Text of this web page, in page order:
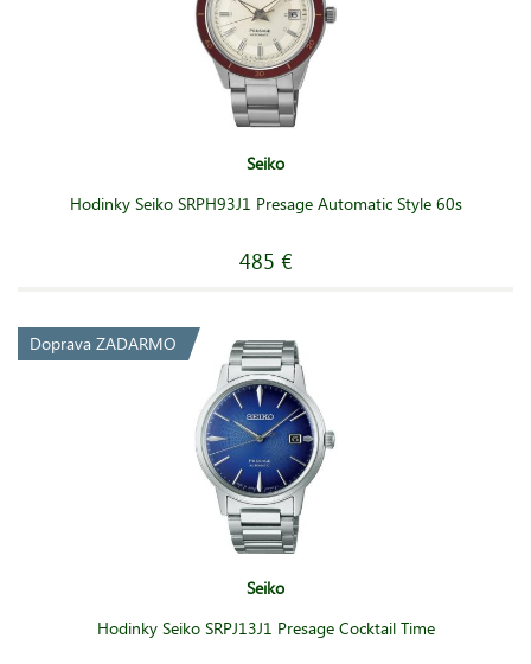
Seiko
Hodinky Seiko SRPH93J1 Presage Automatic Style 60s
485 €
Doprava ZADARMO
Seiko
Hodinky Seiko SRPJ13J1 Presage Cocktail Time